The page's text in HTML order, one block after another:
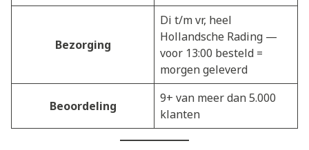
Bezorging
Di t/m vr, heel
Hollandsche Rading —
voor 13:00 besteld =
morgen geleverd
Beoordeling
9+ van meer dan 5.000
klanten